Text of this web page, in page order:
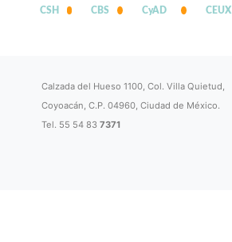
CSH CBS CyAD CEUX
Calzada del Hueso 1100, Col. Villa Quietud,
Coyoacán, C.P. 04960, Ciudad de México.
Tel. 55 54 837371